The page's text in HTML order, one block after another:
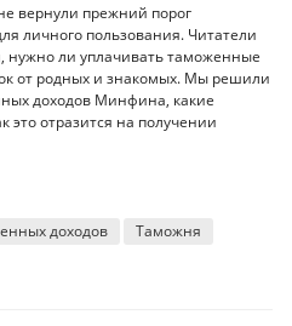
вернули прежний порог
личного пользования. Читатели
нужно ли уплачивать таможенные
от родных и знакомых. Мы решили
доходов Минфина, какие
это отразится на получении
доходов
Таможня